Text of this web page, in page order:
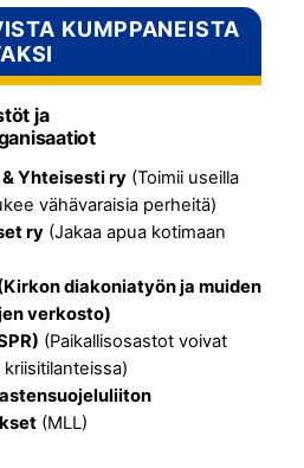
KUMPPANEISTA
ja
& Yhteisesti ry(Toimii useilla
vähävaraisia perheitä)
ry(Jakaa apua kotimaan
diakoniatyön ja muiden
verkosto)
(Paikallisosastot voivat
(MLL)